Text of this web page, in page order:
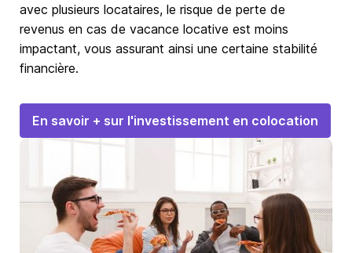
avec plusieurs locataires, le risque de perte de
revenus en cas de vacance locative est moins
impactant, vous assurant ainsi une certaine stabilité
financière.
En savoir + sur l'investissement en colocation